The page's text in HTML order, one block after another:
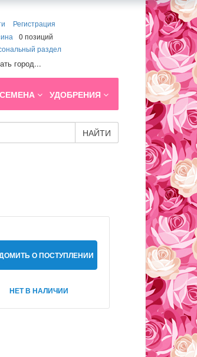
Регистрация
0 позиций
раздел
город...
СЕМЕНА УДОБРЕНИЯ
НАЙТИ
О ПОСТУПЛЕНИИ
НЕТ В НАЛИЧИИ